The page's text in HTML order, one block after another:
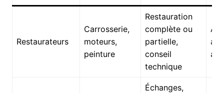
Restaurateurs
Carrosserie,
moteurs,
peinture
Restauration
complète ou
partielle,
conseil
technique
Échanges,